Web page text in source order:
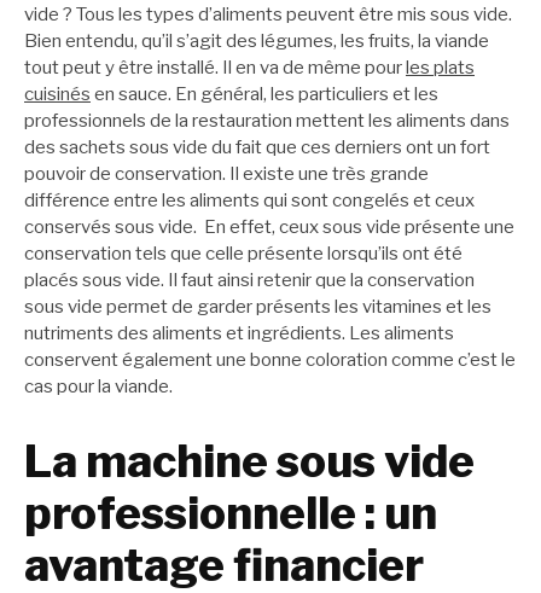
vide ? Tous les types d’aliments peuvent être mis sous vide.
Bien entendu, qu’il s’agit des légumes, les fruits, la viande
tout peut y être installé. Il en va de même pourles plats
cuisinés en sauce. En général, les particuliers et les
professionnels de la restauration mettent les aliments dans
des sachets sous vide du fait que ces derniers ont un fort
pouvoir de conservation. Il existe une très grande
différence entre les aliments qui sont congelés et ceux
conservés sous vide. En effet, ceux sous vide présente une
conservation tels que celle présente lorsqu’ils ont été
placés sous vide. Il faut ainsi retenir que la conservation
sous vide permet de garder présents les vitamines et les
nutriments des aliments et ingrédients. Les aliments
conservent également une bonne coloration comme c’est le
cas pour la viande.
La machine sous vide
professionnelle : un
avantage financier